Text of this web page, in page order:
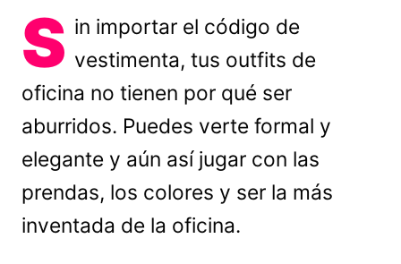
S in importar el código de
vestimenta, tus outfits de
oficina no tienen por qué ser
aburridos. Puedes verte formal y
elegante y aún así jugar con las
prendas, los colores y ser la más
inventada de la oficina.